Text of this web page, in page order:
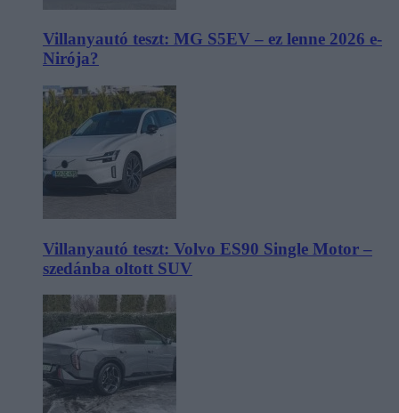
Villanyautó teszt: MG S5EV – ez lenne 2026 e-
Nirója?
Villanyautó teszt: Volvo ES90 Single Motor –
szedánba oltott SUV